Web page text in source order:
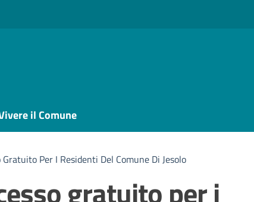
il Comune
Per I Residenti Del Comune Di Jesolo